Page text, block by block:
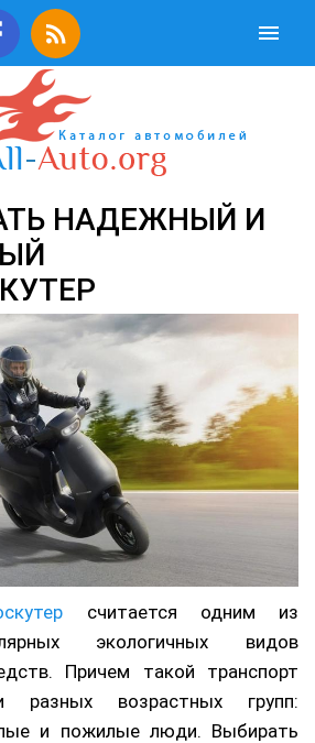
НАДЕЖНЫЙ И
считается одним из
экологичных видов
Причем такой транспорт
разных возрастных групп:
и пожилые люди. Выбирать